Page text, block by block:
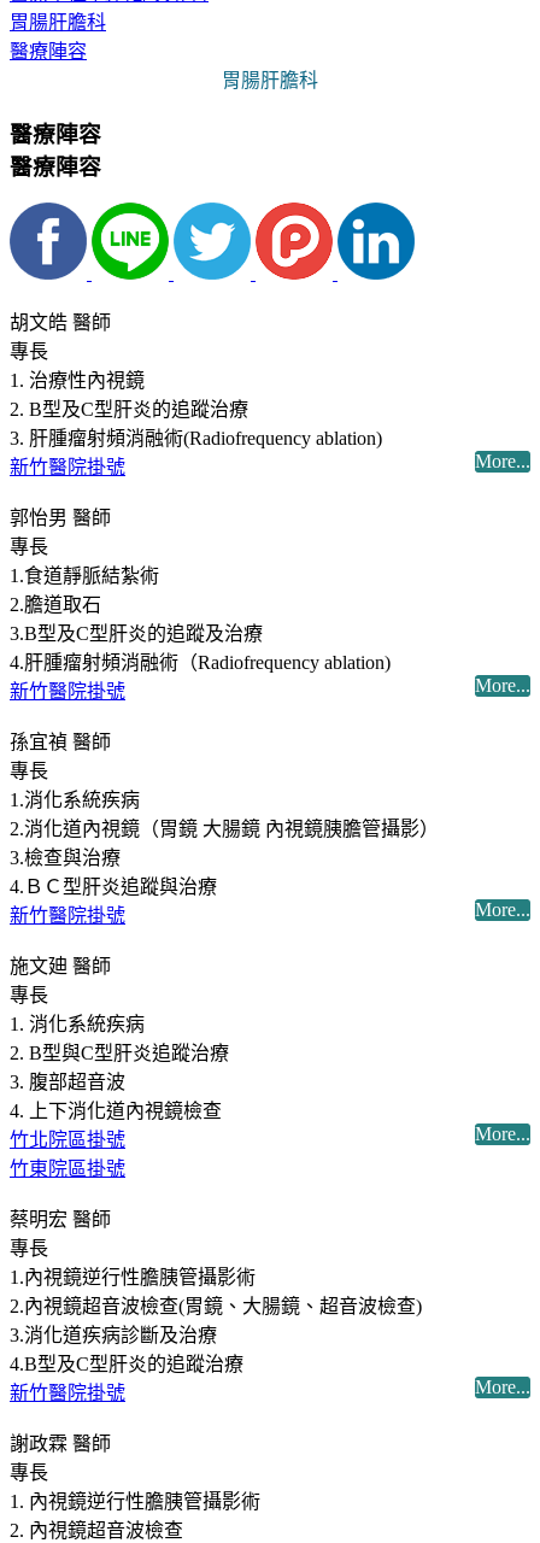
胃腸肝膽科
醫療陣容
胃腸肝膽科
醫療陣容
醫療陣容
胡文皓 醫師
專長
1. 治療性內視鏡
2. B型及C型肝炎的追蹤治療
3. 肝腫瘤射頻消融術(Radiofrequency ablation)
More...
新竹醫院掛號
郭怡男 醫師
專長
1.食道靜脈結紮術
2.膽道取石
3.B型及C型肝炎的追蹤及治療
4.肝腫瘤射頻消融術（Radiofrequency ablation)
More...
新竹醫院掛號
孫宜禎 醫師
專長
1.消化系統疾病
2.消化道內視鏡（胃鏡 大腸鏡 內視鏡胰膽管攝影）
3.檢查與治療
4.ＢＣ型肝炎追蹤與治療
More...
新竹醫院掛號
施文廸 醫師
專長
1. 消化系統疾病
2. B型與C型肝炎追蹤治療
3. 腹部超音波
4. 上下消化道內視鏡檢查
More...
竹北院區掛號
竹東院區掛號
蔡明宏 醫師
專長
1.內視鏡逆行性膽胰管攝影術
2.內視鏡超音波檢查(胃鏡、大腸鏡、超音波檢查)
3.消化道疾病診斷及治療
4.B型及C型肝炎的追蹤治療
More...
新竹醫院掛號
謝政霖 醫師
專長
1. 內視鏡逆行性膽胰管攝影術
2. 內視鏡超音波檢查